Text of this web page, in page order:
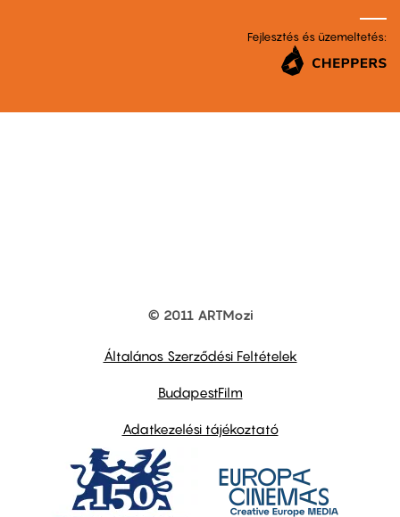
Fejlesztés és üzemeltetés:
© 2011 ARTMozi
Általános Szerződési Feltételek
BudapestFilm
Adatkezelési tájékoztató